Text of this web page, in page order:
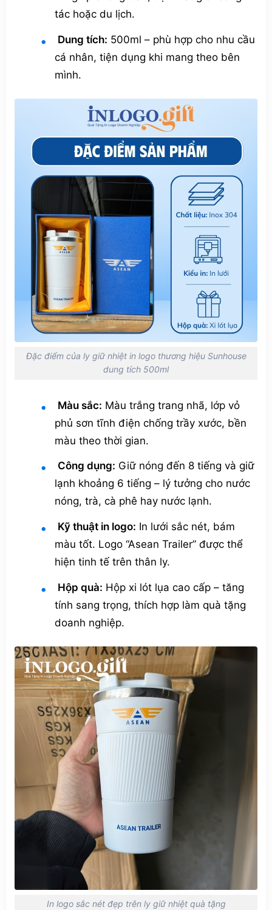
tác hoặc du lịch.
Dung tích: 500ml – phù hợp cho nhu cầu
cá nhân, tiện dụng khi mang theo bên
mình.
Đặc điểm của ly giữ nhiệt in logo thương hiệu Sunhouse
dung tích 500ml
Màu sắc: Màu trắng trang nhã, lớp vỏ
phủ sơn tĩnh điện chống trầy xước, bền
màu theo thời gian.
Công dụng: Giữ nóng đến 8 tiếng và giữ
lạnh khoảng 6 tiếng – lý tưởng cho nước
nóng, trà, cà phê hay nước lạnh.
Kỹ thuật in logo: In lưới sắc nét, bám
màu tốt. Logo “Asean Trailer” được thể
hiện tinh tế trên thân ly.
Hộp quà: Hộp xi lót lụa cao cấp – tăng
tính sang trọng, thích hợp làm quà tặng
doanh nghiệp.
In logo sắc nét đẹp trên ly giữ nhiệt quà tặng